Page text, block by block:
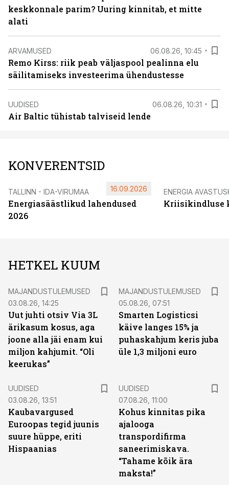
keskkonnale parim? Uuring kinnitab, et mitte
alati
ARVAMUSED 06.08.26, 10:45
Remo Kirss: riik peab väljaspool pealinna elu
säilitamiseks investeerima ühendustesse
UUDISED 06.08.26, 10:31
Air Baltic tühistab talviseid lende
KONVERENTSID
TALLINN - IDA-VIRUMAA
Energiasäästlikud lahendused
2026
16.09.2026 ENERGIA
Kriisikindluse
HETKEL KUUM
MAJANDUSTULEMUSED
03.08.26, 14:25
Uut juhti otsiv Via 3L
ärikasum kosus, aga
joone alla jäi enam kui
miljon kahjumit. “Oli
keerukas”
MAJANDUSTULEMUSED
05.08.26, 07:51
Smarten Logisticsi
käive langes 15% ja
puhaskahjum keris juba
üle 1,3 miljoni euro
UUDISED
03.08.26, 13:51
Kaubavargused
Euroopas tegid juunis
suure hüppe, eriti
Hispaanias
UUDISED
07.08.26, 11:00
Kohus kinnitas pika
ajalooga
transpordifirma
saneerimiskava.
“Tahame kõik ära
maksta!”